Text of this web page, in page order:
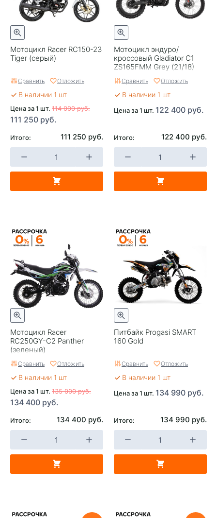
Мотоцикл Racer RC150-23
Tiger (серый)
Сравнить Отложить
В наличии 1 шт
Цена за 1 шт. 114 000 руб.
111 250 руб.
Итого: 111 250 руб.
Мотоцикл эндуро/
кроссовый Gladiator С1
ZS165FMM Grey (21/18)
Сравнить Отложить
В наличии 1 шт
Цена за 1 шт. 122 400 руб.
Итого: 122 400 руб.
Мотоцикл Racer
RC250GY-C2 Panther
(зеленый)
Сравнить Отложить
В наличии 1 шт
Цена за 1 шт. 135 000 руб.
134 400 руб.
Итого: 134 400 руб.
Питбайк Progasi SMART
160 Gold
Сравнить Отложить
В наличии 1 шт
Цена за 1 шт. 134 990 руб.
Итого: 134 990 руб.